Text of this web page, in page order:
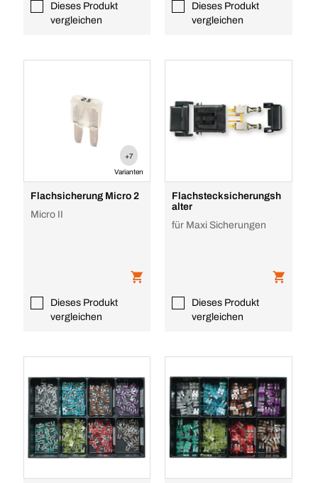
Dieses Produkt
vergleichen
Dieses Produkt
vergleichen
+7
Varianten
Flachsicherung Micro 2
Micro II
Dieses Produkt
vergleichen
Flachstecksicherungsh
alter
für Maxi Sicherungen
Dieses Produkt
vergleichen